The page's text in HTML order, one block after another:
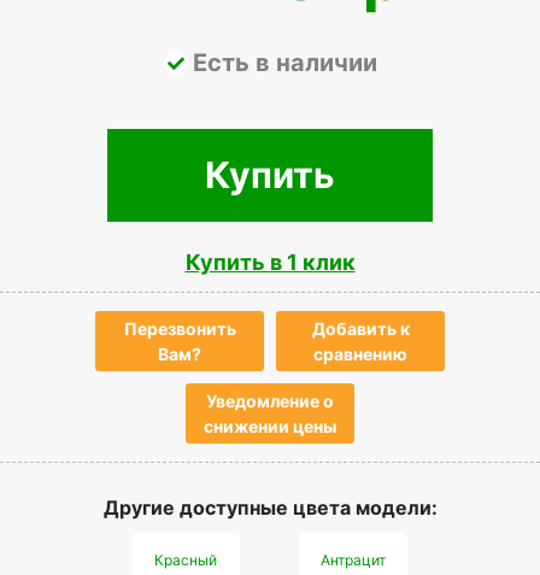
Есть в наличии
Купить
Купить в 1 клик
Перезвонить
Вам?
Добавить к
сравнению
Уведомление о
снижении цены
Другие доступные цвета модели:
Красный Антрацит